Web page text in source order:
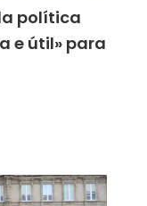
política
e útil» para